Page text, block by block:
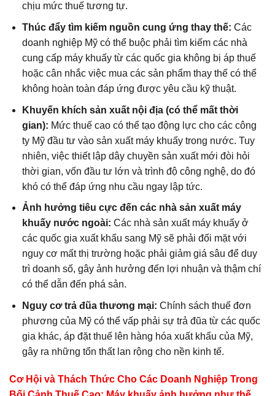
chịu mức thuế tương tự.
Thúc đẩy tìm kiếm nguồn cung ứng thay thế: Các
doanh nghiệp Mỹ có thể buộc phải tìm kiếm các nhà
cung cấp máy khuấy từ các quốc gia không bị áp thuế
hoặc cân nhắc việc mua các sản phẩm thay thế có thể
không hoàn toàn đáp ứng được yêu cầu kỹ thuật.
Khuyến khích sản xuất nội địa (có thể mất thời
gian): Mức thuế cao có thể tạo động lực cho các công
ty Mỹ đầu tư vào sản xuất máy khuấy trong nước. Tuy
nhiên, việc thiết lập dây chuyền sản xuất mới đòi hỏi
thời gian, vốn đầu tư lớn và trình độ công nghệ, do đó
khó có thể đáp ứng nhu cầu ngay lập tức.
Ảnh hưởng tiêu cực đến các nhà sản xuất máy
khuấy nước ngoài: Các nhà sản xuất máy khuấy ở
các quốc gia xuất khẩu sang Mỹ sẽ phải đối mặt với
nguy cơ mất thị trường hoặc phải giảm giá sâu để duy
trì doanh số, gây ảnh hưởng đến lợi nhuận và thậm chí
có thể dẫn đến phá sản.
Nguy cơ trả đũa thương mại: Chính sách thuế đơn
phương của Mỹ có thể vấp phải sự trả đũa từ các quốc
gia khác, áp đặt thuế lên hàng hóa xuất khẩu của Mỹ,
gây ra những tổn thất lan rộng cho nền kinh tế.
Cơ Hội và Thách Thức Cho Các Doanh Nghiệp Trong